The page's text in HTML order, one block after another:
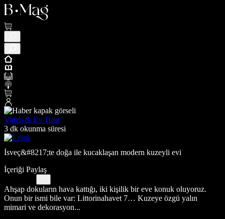
Video & Ev Turu
3 dk okunma süresi
İsveç&#8217;te doğa ile kucaklaşan modern kuzeyli evi
İçeriği Paylaş
Ahşap dokuların hava kattığı, iki kişilik bir eve konuk oluyoruz.
Onun bir ismi bile var: Littorinahavet 7… Kuzeye özgü yalın
mimari ve dekorasyon...